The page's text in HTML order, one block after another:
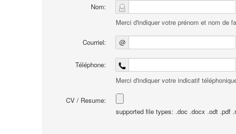
Nom:
Merci d'indiquer votre prénom et nom de
Courriel: @
Téléphone:
Merci d'indiquer votre indicatif
CV / Resume:
supported file types: .doc .docx .odt .pdf